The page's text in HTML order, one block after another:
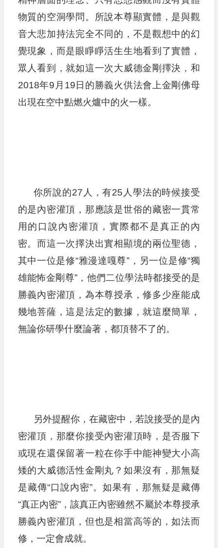
物質的空洞學問。所說本尊顯實體，是與觀
音大悲加持法完全不同的，不是觀想中的幻
覺現象，而是眼睜睜活生生地看到了實體，
眾人看到，就如這一次大威德金剛擇決，和
2018年9月19日的勝義火供法會上金剛佛母
出現在空中點燃火爐中的火一樣。
你所說的27人，有25人學法的時候接受
的是內密灌頂，那應該是世俗的藏密一貫常
用的口說內密灌頂，實際都不是真正的內
密。而這一次擇決出實相顯境的兩位聖德，
其中一位是修“雅漫達嘎尊”，另一位是修“獨
雄能怖金剛尊”，他們二位學法時都接受的是
勝義內密灌頂，為本尊授承，修多少座能成
幾地菩薩，這是法定的數據，就這麼簡單，
無論你研學什麼論著，都頂替不了的。
另外提醒你，在藏密中，若說接受的是內
密灌頂，那麼你接受內密灌頂時，是否服下
或現在還保留著一粒在你手中能神變大小高
矮的大威德活性金剛丸？如果沒有，那無疑
是藏傳“口說內密”。如果有，那無疑是藏傳
“真正內密”，該真正內密雖然不屬於本尊授承
勝義內密灌頂，但也是相當高等的，如法而
修，一定會成就。